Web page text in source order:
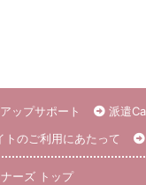
ップサポート 派遣
トのご利用にあたって
ーズ トップ